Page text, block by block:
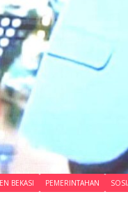
BEKASI PEMERINTAHAN